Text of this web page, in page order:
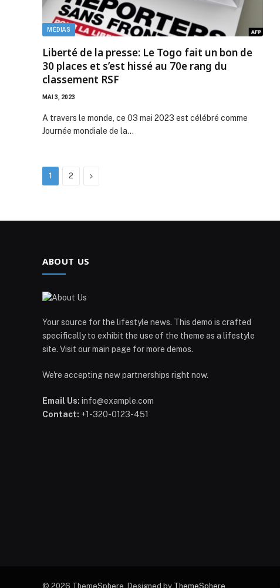
MÉDIAS
Liberté de la presse: Le Togo fait un bon de
30 places et s’est hissé au 70e rang du
classement RSF
MAI 3, 2023
A travers le monde, ce 03 mai 2023 est célébré comme
Journée mondiale de la…
1 2 Next
ABOUT US
Your source for the lifestyle news. This demo is crafted
specifically to exhibit the use of the theme as a lifestyle
site. Visit our main page for more demos.
We're accepting new partnerships right now.
Email Us: info@example.com
Contact: +1-320-0123-451
© 2026 ThemeSphere. Designed by ThemeSphere